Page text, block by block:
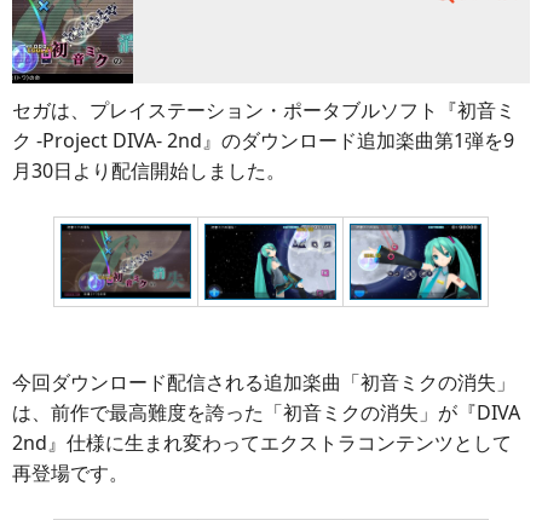
セガは、プレイステーション・ポータブルソフト『初音ミ
ク ‐Project DIVA‐ 2nd』のダウンロード追加楽曲第1弾を9
月30日より配信開始しました。
今回ダウンロード配信される追加楽曲「初音ミクの消失」
は、前作で最高難度を誇った「初音ミクの消失」が『DIVA
2nd』仕様に生まれ変わってエクストラコンテンツとして
再登場です。